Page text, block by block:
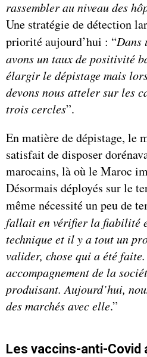
rassembler au niveau des
Une stratégie de détection
priorité aujourd’hui : “Dans
avons un taux de positivité
élargir le dépistage mais
devons nous atteler sur les
trois cercles”.
En matière de dépistage, le
satisfait de disposer
marocains, là où le Maroc
Désormais déployés sur le
même nécessité un peu de
fallait en vérifier la fiabilité
technique et il y a tout un
valider, chose qui a été
accompagnement de la
produisant. Aujourd’hui,
des marchés avec elle.”
Les vaccins-anti-Covid